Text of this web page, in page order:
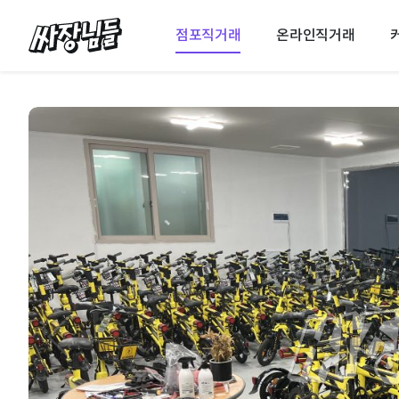
싸장님들 점포직거래 온라인직거래